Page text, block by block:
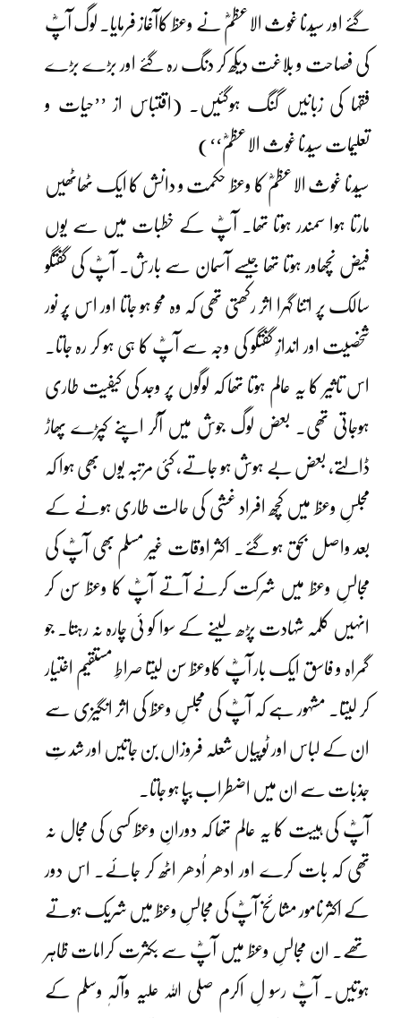
گئے اور سیّدنا غوث الاعظمؓ نے وعظ کاآغاز فرمایا۔ لوگ آپؓ
کی فصاحت و بلاغت دیکھ کر دنگ رہ گئے اور بڑے بڑے
فقہا کی زبانیں گنگ ہوگئیں۔ (اقتباس از ’’حیات و
تعلیمات سیّدنا غوث الاعظمؓ‘‘)
سیّدنا غوث الاعظمؓ کا وعظ حکمت و دانش کا ایک ٹھاٹھیں
مارتا ہوا سمندر ہوتا تھا۔ آپؓ کے خطبات میں سے یوں
فیض نچھاور ہوتا تھا جیسے آسمان سے بارش۔ آپؓ کی گفتگو
سالک پر اتنا گہرا اثر رکھتی تھی کہ وہ محو ہو جاتا اور اس پُر نور
شخصیت اور اندازِ گفتگو کی وجہ سے آپؓ کا ہی ہو کر رہ جاتا۔
اس تاثیر کا یہ عالم ہوتا تھا کہ لوگوں پر وجد کی کیفیت طاری
ہوجاتی تھی۔ بعض لوگ جوش میں آکر اپنے کپڑے پھاڑ
ڈالتے، بعض بے ہوش ہو جاتے، کئی مرتبہ یوں بھی ہوا کہ
مجلسِ وعظ میں کچھ افراد غشی کی حالت طاری ہونے کے
بعد واصل بحق ہو گئے۔ اکثر اوقات غیر مسلم بھی آپؓ کی
مجالسِ وعظ میں شرکت کرنے آتے آپؓ کا وعظ سن کر
انہیں کلمہ شہادت پڑھ لینے کے سوا کو ئی چارہ نہ رہتا۔ جو
گمراہ و فاسق ایک بار آپؓ کاوعظ سن لیتا صراطِ مستقیم اختیار
کر لیتا۔ مشہور ہے کہ آپؓ کی مجلسِ وعظ کی اثر انگیزی سے
ان کے لباس اور ٹوپیاں شعلہ فروزاں بن جاتیں اور شد تِ
جذبات سے ان میں اضطراب بپا ہو جاتا۔
آپؓ کی ہیبت کا یہ عالم تھا کہ دورانِ وعظ کسی کی مجال نہ
تھی کہ بات کرے اور ادھر اُدھر اٹھ کر جائے۔ اس دور
کے اکثر نامور مشائخ آپؓ کی مجالسِ وعظ میں شریک ہوتے
تھے۔ ان مجالسِ وعظ میں آپؓ سے بکثرت کرامات ظاہر
ہوتیں۔ آپؓ رسو لِ اکرم صلی اللہ علیہ وآلہٖ وسلم کے